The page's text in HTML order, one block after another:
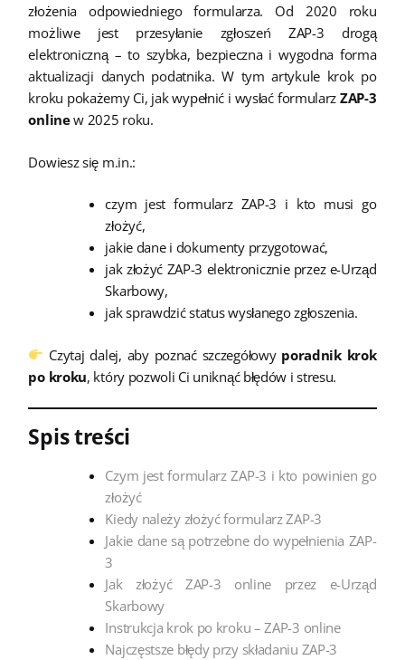
złożenia odpowiedniego formularza. Od 2020 roku
możliwe jest przesyłanie zgłoszeń ZAP-3 drogą
elektroniczną – to szybka, bezpieczna i wygodna forma
aktualizacji danych podatnika. W tym artykule krok po
kroku pokażemy Ci, jak wypełnić i wysłać formularzZAP-3
onlinew 2025 roku.
Dowiesz się m.in.:
czym jest formularz ZAP-3 i kto musi go
złożyć,
jakie dane i dokumenty przygotować,
jak złożyć ZAP-3 elektronicznie przez e-Urząd
Skarbowy,
jak sprawdzić status wysłanego zgłoszenia.
Czytaj dalej, aby poznać szczegółowy poradnik krok
po kroku, który pozwoli Ci uniknąć błędów i stresu.
Spis treści
Czym jest formularz ZAP-3 i kto powinien go
złożyć
Kiedy należy złożyć formularz ZAP-3
Jakie dane są potrzebne do wypełnienia ZAP-
3
Jak złożyć ZAP-3 online przez e-Urząd
Skarbowy
Instrukcja krok po kroku – ZAP-3 online
Najczęstsze błędy przy składaniu ZAP-3